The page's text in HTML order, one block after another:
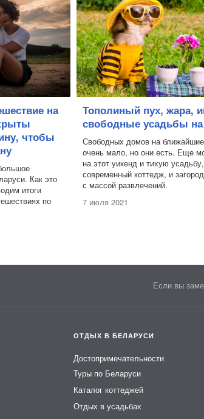
на
чтобы
Как это
итоги
по
Тополиный пух, жара,
свободные усадьбы
Свободных домов на
очень мало, но они есть. Еще
на этот уикенд и тихую
современный коттедж, и
с массой развлечений.
7 июля 2021
Если вы
ОТДЫХ В БЕЛАРУСИ
Достопримечательности
Туры по Беларуси
Каталог коттеджей
Отдых в усадьбах